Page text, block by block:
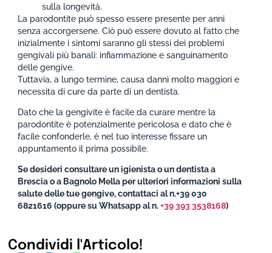
sulla longevità.
La parodontite può spesso essere presente per anni
senza accorgersene. Ciò può essere dovuto al fatto che
inizialmente i sintomi saranno gli stessi dei problemi
gengivali più banali: infiammazione e sanguinamento
delle gengive.
Tuttavia, a lungo termine, causa danni molto maggiori e
necessita di cure da parte di un dentista.
Dato che la gengivite è facile da curare mentre la
parodontite è potenzialmente pericolosa e dato che è
facile confonderle, è nel tuo interesse fissare un
appuntamento il prima possibile.
Se desideri consultare un igienista o un dentista a
Brescia o a Bagnolo Mella per ulteriori informazioni sulla
salute delle tue gengive, contattaci al n.+39 030
6821616 (oppure su Whatsapp al n.+39 393 3538168)
Condividi l'Articolo!